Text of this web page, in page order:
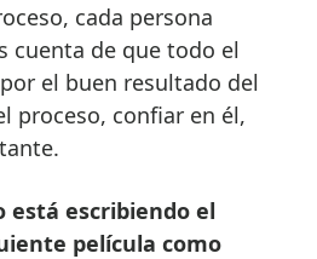
cada persona
cuenta de que todo el
el buen resultado del
proceso, confiar en él,
está escribiendo el
película como